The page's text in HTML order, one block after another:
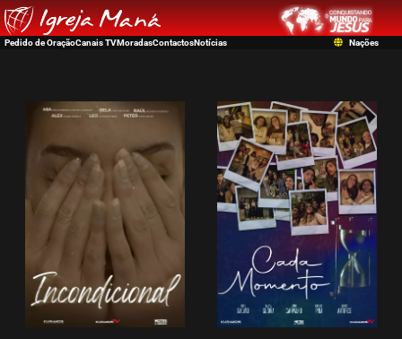
Pedido de OraçãoCanais TVMoradasContactosNotícias Nações